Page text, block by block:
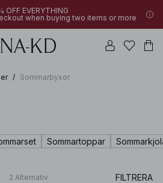
OFF EVERYTHING
when buying two items or more
/ Sommarbyxor
Sommartoppar
2 Alternativ FILTRERA